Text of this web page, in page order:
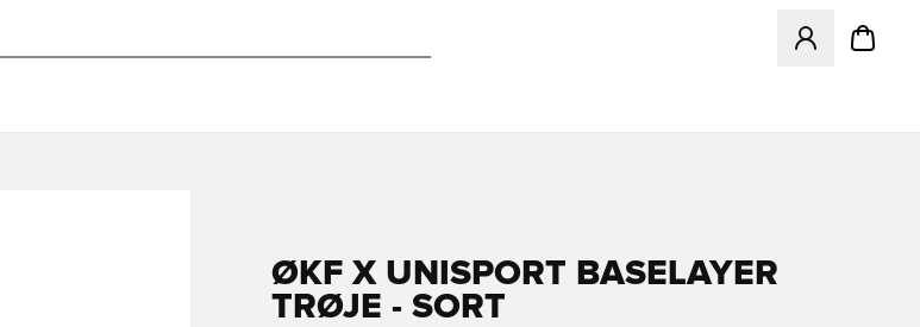
Åbner en
ØKF X UNISPORT BASELAYER
TRØJE - SORT